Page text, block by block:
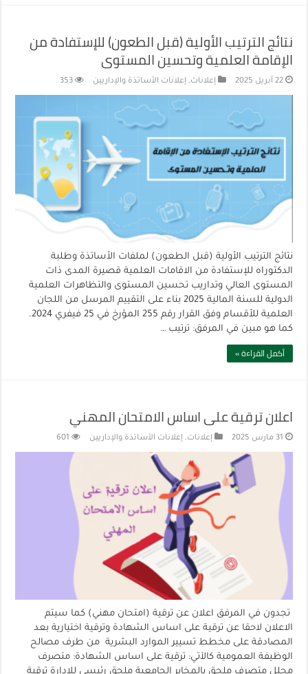
نتائج الترتيب الأولية (قبل الطعون) للإستفادة من
الإقامة العلمية وتحسين المستوى
22 أبريل 2025 إعلانات, إعلانات الأساتذة والإداريين 353
نتائج الترتيب الأولية (قبل الطعون) لملفات الأساتذة وطلبة
الدكتوراه للإستفادة من الاقامات العلمية قصيرة المدى ذات
المستوى العالي وتداريب تحسين المستوى والتظاهرات العلمية
الدولية للسنة المالية 2025 بناء على التقييم المرسل من اللجان
العلمية للأقسام وفق القرار رقم 255 المؤرخ في 25 فيفري 2024.
كما هو مبين في المرفق: ترتيب …
أكمل القراءة »
اعلان ترقية على اساس الامتحان المهني‎
31 مارس 2025 إعلانات, إعلانات الأساتذة والإداريين 601
تجدون في المرفق اعلان عن ترقية (امتحان مهني) كما سيتم
الاعلان لاحقا عن ترقية على اساس الشهادة وترقية اختيارية بعد
المصادقة على مخطط تسيير الموارد البشرية من طرف مصالح
الوظيفة العمومية كالآتي: ترقية على اساس الشهادة: متصرف
محلل متصرف ملحق بالمخابر الجامعية ملحق رئيسي للادارة ترقية